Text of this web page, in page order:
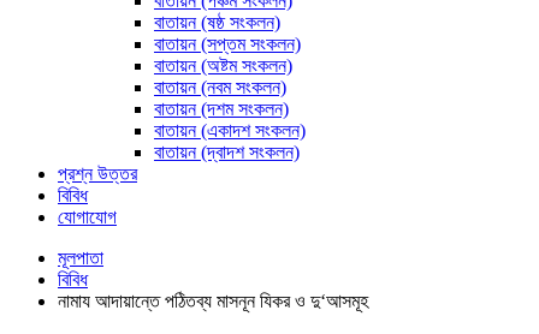
বাতায়ন (ষষ্ঠ সংকলন)
বাতায়ন (সপ্তম সংকলন)
বাতায়ন (অষ্টম সংকলন)
বাতায়ন (নবম সংকলন)
বাতায়ন (দশম সংকলন)
বাতায়ন (একাদশ সংকলন)
বাতায়ন (দ্বাদশ সংকলন)
প্রশ্ন উত্তর
বিবিধ
যোগাযোগ
মূলপাতা
বিবিধ
নামায আদায়ান্তে পঠিতব্য মাসনূন যিকর ও দু‘আসমূহ